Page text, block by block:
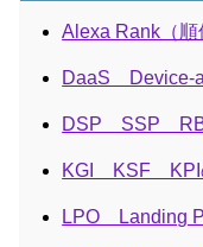
Alexa Rank（順
DaaS Device-
DSP SSP
KGI KSF KPI
LPO Landing